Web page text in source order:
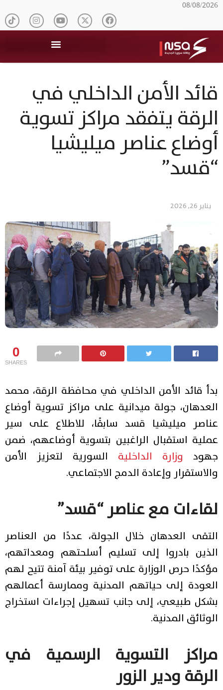
08/08/2026
قائد الأمن الداخلي في
الرقة يتفقد مراكز تسوية
أوضاع عناصر ميليشيا
“قسد”
يناير 26, 2026
0
SHARES
بدأ قائد الأمن الداخلي في محافظة الرقة، محمد
العدهان، جولة ميدانية على مراكز تسوية أوضاع
عناصر ميليشيا قسد سابقًا، للاطلاع على سير
عملية استقبال الراغبين بتسوية أوضاعهم، ضمن
جهود وزارة الداخلية السورية لتعزيز الأمن
والاستقرار وإعادة الدمج الاجتماعي.
لقاءات مع عناصر “قسد”
التقى العدهان خلال الجولة، عددًا من العناصر
الذين بادروا إلى تسليم أسلحتهم ومعداتهم،
مؤكدًا حرص الوزارة على توفير بيئة آمنة تتيح لهم
العودة إلى حياتهم المدنية وممارسة أعمالهم
بشكل طبيعي، إلى جانب تسهيل إجراءات استخراج
الوثائق المدنية.
مراكز التسوية الرسمية في
الرقة ودير الزور